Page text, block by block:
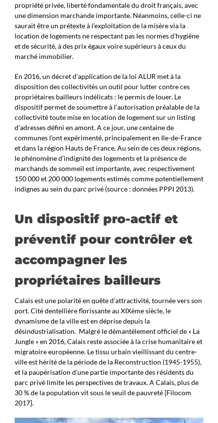
propriété privée, liberté fondamentale du droit français, avec
une dimension marchande importante. Néanmoins, celle-ci ne
saurait être un prétexte à l’exploitation de la misère via la
location de logements ne respectant pas les normes d’hygiène
et de sécurité, à des prix égaux voire supérieurs à ceux du
marché immobilier.
En 2016, un décret d’application de la loi ALUR met à la
disposition des collectivités un outil pour lutter contre ces
propriétaires bailleurs indélicats : le permis de louer. Le
dispositif permet de soumettre à l’autorisation préalable de la
collectivité toute mise en location de logement sur un listing
d’adresses défini en amont. A ce jour, une centaine de
communes l’ont expérimenté, principalement en Ile-de-France
et dans la région Hauts de France. Au sein de ces deux régions,
le phénomène d’indignité des logements et la présence de
marchands de sommeil est importante, avec respectivement
150 000 et 200 000 logements estimés comme potentiellement
indignes au sein du parc privé (source : données PPPI 2013).
Un dispositif pro-actif et
préventif pour contrôler et
accompagner les
propriétaires bailleurs
Calais est une polarité en quête d’attractivité, tournée vers son
port. Cité dentellière florissante au XIXème siècle, le
dynamisme de la ville est en déprise depuis la
désindustrialisation. Malgré le démantèlement officiel de « La
Jungle » en 2016, Calais reste associée à la crise humanitaire et
migratoire européenne. Le tissu urbain vieillissant du centre-
ville est hérité de la période de la Reconstruction (1945-1955),
et la paupérisation d’une partie importante des résidents du
parc privé limite les perspectives de travaux. A Calais, plus de
30 % de la population vit sous le seuil de pauvreté [Filocom
2017].